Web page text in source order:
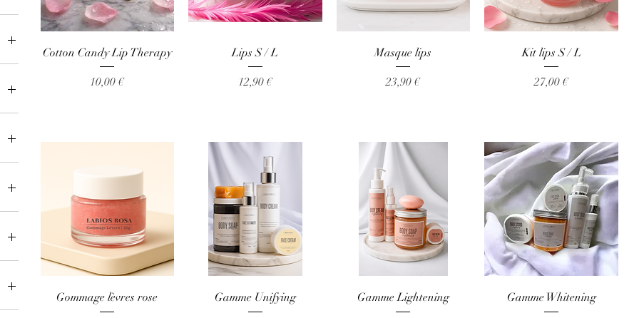
Aperçu rapide
Cotton Candy Lip Therapy
Prix
10,00 €
Aperçu rapide
Lips S / L
Prix
12,90 €
Aperçu rapide
Masque lips
Prix
23,90 €
Aperçu rapide
Kit lips S / L
Prix
27,00 €
Aperçu rapide
Gommage lèvres rose Aperçu rapide
Gamme Unifying Aperçu rapide
Gamme Lightening Aperçu rapide
Gamme Whitening